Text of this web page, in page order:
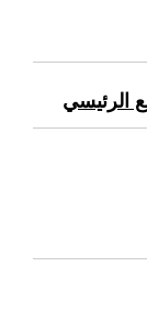
الرئيسي